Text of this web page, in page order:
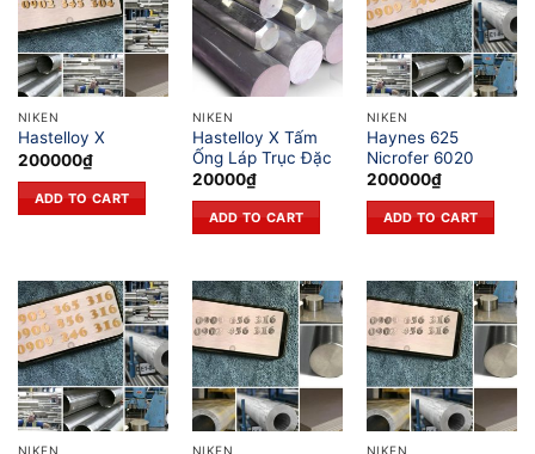
NIKEN
Hastelloy X
200000₫
ADD TO CART
NIKEN
Hastelloy X Tấm
Ống Láp Trục Đặc
20000₫
ADD TO CART
NIKEN
Haynes 625
Nicrofer 6020
200000₫
ADD TO CART
NIKEN NIKEN NIKEN